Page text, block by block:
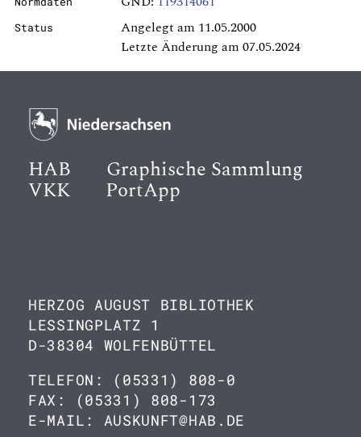
Status
Angelegt am 11.05.2000
Letzte Änderung am 07.05.2024
HAB Graphische Sammlung
VKK PortApp
HERZOG AUGUST BIBLIOTHEK
LESSINGPLATZ 1
D-38304 WOLFENBÜTTEL
TELEFON: (05331) 808-0
FAX: (05331) 808-173
E-MAIL: AUSKUNFT@HAB.DE